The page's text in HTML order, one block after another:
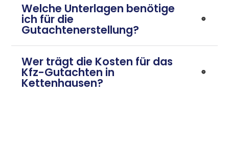
Welche Unterlagen benötige
ich für die
Gutachtenerstellung?
Wer trägt die Kosten für das
Kfz-Gutachten in
Kettenhausen?